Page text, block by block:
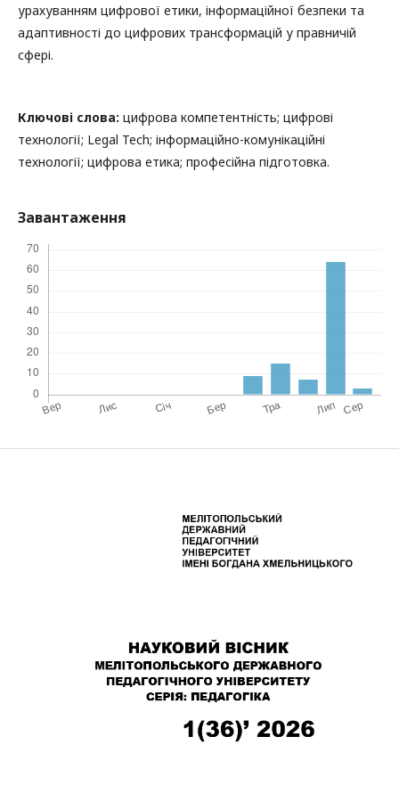
урахуванням цифрової етики, інформаційної безпеки та
адаптивності до цифрових трансформацій у правничій
сфері.
Ключові слова: цифрова компетентність; цифрові
технології; Legal Tech; інформаційно-комунікаційні
технології; цифрова етика; професійна підготовка.
Завантаження